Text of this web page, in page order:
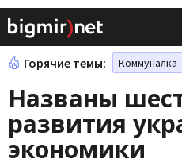
Горячие темы: Коммуналка
Названы
развития
экономики